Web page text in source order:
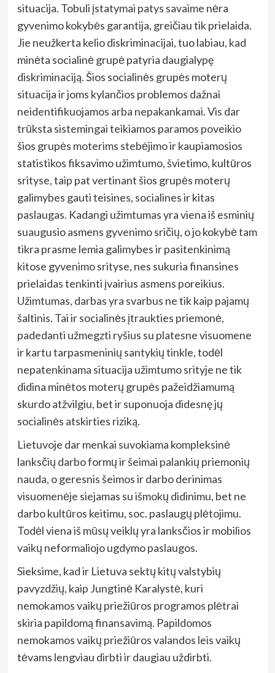
situacija. Tobuli įstatymai patys savaime nėra
gyvenimo kokybės garantija, greičiau tik prielaida.
Jie neužkerta kelio diskriminacijai, tuo labiau, kad
minėta socialinė grupė patyria daugialypę
diskriminaciją. Šios socialinės grupės moterų
situacija ir joms kylančios problemos dažnai
neidentifikuojamos arba nepakankamai. Vis dar
trūksta sistemingai teikiamos paramos poveikio
šios grupės moterims stebėjimo ir kaupiamosios
statistikos fiksavimo užimtumo, švietimo, kultūros
srityse, taip pat vertinant šios grupės moterų
galimybes gauti teisines, socialines ir kitas
paslaugas. Kadangi užimtumas yra viena iš esminių
suaugusio asmens gyvenimo sričių, o jo kokybė tam
tikra prasme lemia galimybes ir pasitenkinimą
kitose gyvenimo srityse, nes sukuria finansines
prielaidas tenkinti įvairius asmens poreikius.
Užimtumas, darbas yra svarbus ne tik kaip pajamų
šaltinis. Tai ir socialinės įtraukties priemonė,
padedanti užmegzti ryšius su platesne visuomene
ir kartu tarpasmeninių santykių tinkle, todėl
nepatenkinama situacija užimtumo srityje ne tik
didina minėtos moterų grupės pažeidžiamumą
skurdo atžvilgiu, bet ir suponuoja didesnę jų
socialinės atskirties riziką.
Lietuvoje dar menkai suvokiama kompleksinė
lanksčių darbo formų ir šeimai palankių priemonių
nauda, o geresnis šeimos ir darbo derinimas
visuomenėje siejamas su išmokų didinimu, bet ne
darbo kultūros keitimu, soc. paslaugų plėtojimu.
Todėl viena iš mūsų veiklų yra lanksčios ir mobilios
vaikų neformaliojo ugdymo paslaugos.
Sieksime, kad ir Lietuva sektų kitų valstybių
pavyzdžių, kaip Jungtinė Karalystė, kuri
nemokamos vaikų priežiūros programos plėtrai
skiria papildomą finansavimą. Papildomos
nemokamos vaikų priežiūros valandos leis vaikų
tėvams lengviau dirbti ir daugiau uždirbti.